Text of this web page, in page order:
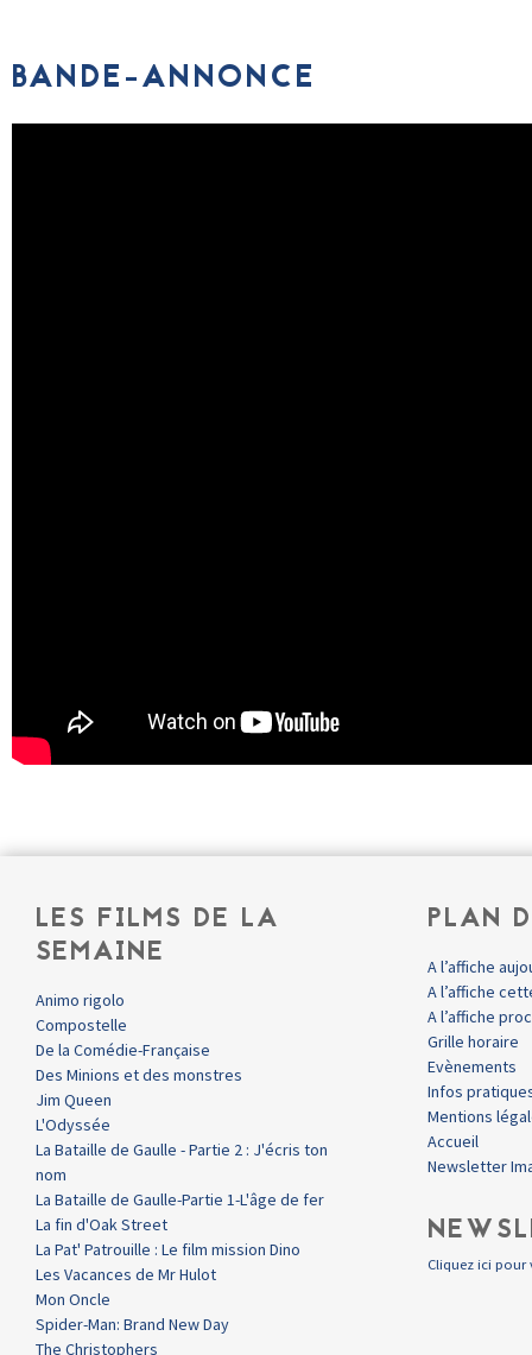
BANDE-ANNONCE
LES FILMS DE LA
SEMAINE
Animo rigolo
Compostelle
De la Comédie-Française
Des Minions et des monstres
Jim Queen
L'Odyssée
La Bataille de Gaulle - Partie 2 : J'écris ton
nom
La Bataille de Gaulle-Partie 1-L'âge de fer
La fin d'Oak Street
La Pat' Patrouille : Le film mission Dino
Les Vacances de Mr Hulot
Mon Oncle
Spider-Man: Brand New Day
The Christophers
PLAN
A l’affiche
A l’affiche
A l’affiche
Grille horaire
Evènements
Infos
Mentions
Accueil
Newsletter
Cliquez ici pour